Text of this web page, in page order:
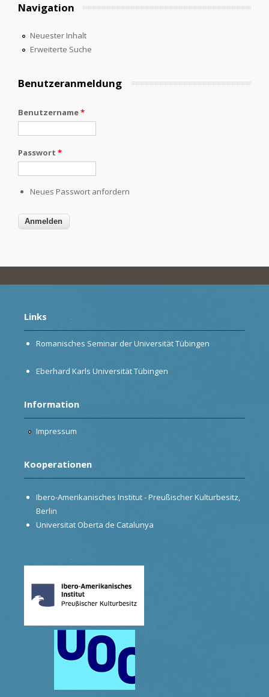
Navigation
Neuester Inhalt
Erweiterte Suche
Benutzeranmeldung
Benutzername*
Passwort *
Neues Passwort anfordern
Links
Romanisches Seminar der Universität Tübingen
Eberhard Karls Universität Tübingen
Information
Impressum
Kooperationen
Ibero-Amerikanisches Institut - Preußischer Kulturbesitz,
Berlin
Universitat Oberta de Catalunya